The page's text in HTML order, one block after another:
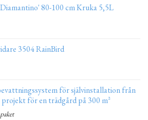
80-100 cm Kruka 5,5L
3504 RainBird
för självinstallation från
för en trädgård på 300 m²